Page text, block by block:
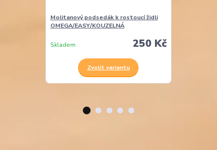
Molitanový podsedák k rostoucí židli
OMEGA/EASY/KOUZELNÁ
250 Kč
Skladem
Zvolit variantu